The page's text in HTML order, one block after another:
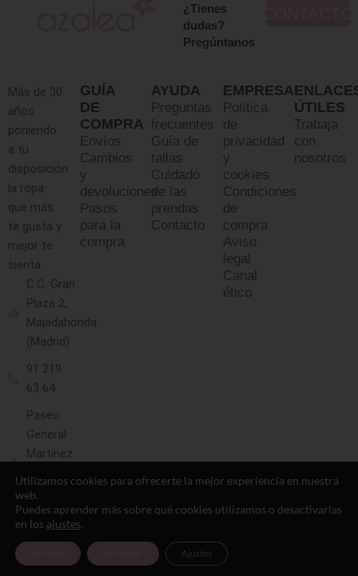
¿Tienes
dudas?
Pregúntanos
Más de 30
años
poniendo
a tu
disposición
la ropa
que más
te gusta y
mejor te
sienta
C.C. Gran
Plaza 2,
Majadahonda
(Madrid)
91 219
63 64
Paseo
General
Martínez
13
(Madrid)
GUÍA
DE
COMPRA
Envíos
Cambios
y
devoluciones
Pasos
para la
compra
AYUDA
Preguntas
frecuentes
Guía de
tallas
Cuidado
de las
prendas
Contacto
EMPRESA
Política
de
privacidad
y
cookies
Condiciones
de
compra
Aviso
legal
Canal
ético
ÚTILES
Trabaja
con
nosotros
Utilizamos cookies para ofrecerte la mejor experiencia en nuestra
web.
Puedes aprender más sobre qué cookies utilizamos o desactivarlas
en los ajustes.
Ajustes